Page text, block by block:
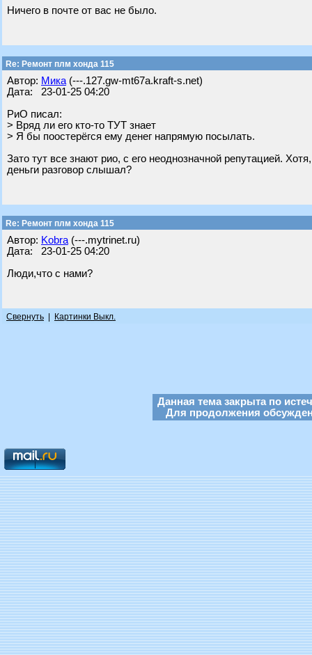
Ничего в почте от вас не было.
Re: Ремонт плм хонда 115
Автор: Мика (---.127.gw-mt67a.kraft-s.net)
Дата: 23-01-25 04:20
РиО писал:
> Вряд ли его кто-то ТУТ знает
> Я бы поостерёгся ему денег напрямую посылать.
Зато тут все знают рио, с его неоднозначной репутацией.
деньги разговор слышал?
Re: Ремонт плм хонда 115
Автор: Kobra (---.mytrinet.ru)
Дата: 23-01-25 04:20
Люди,что с нами?
Свернуть Картинки Выкл.
Данная тема закрыта по
Для продолжения